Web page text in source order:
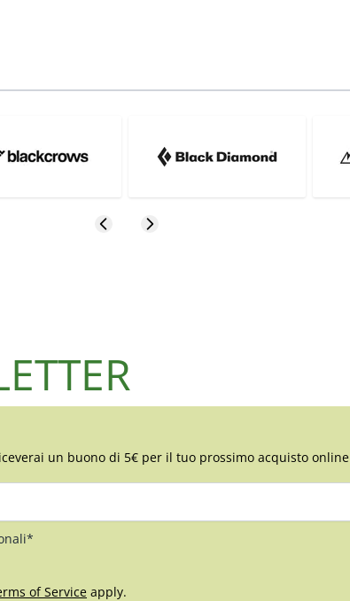
un buono di 5€ per il tuo prossimo acquisto online
of Service apply.